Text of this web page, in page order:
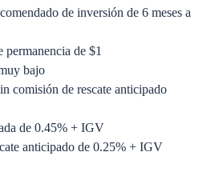
de inversión de 6 meses a
permanencia de $1
bajo
comisión de rescate anticipado
de 0.45% + IGV
anticipado de 0.25% + IGV